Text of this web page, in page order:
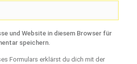
und Website in diesem Browser für
speichern.
Formulars erklärst du dich mit der